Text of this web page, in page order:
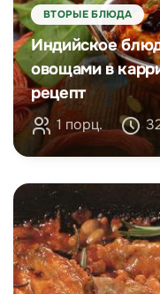
ВТОРЫЕ БЛЮДА
Индийское
овощами в
рецепт
1 порц.